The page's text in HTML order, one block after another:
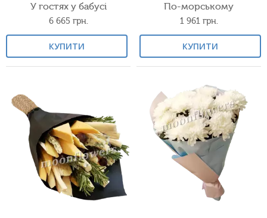
У гостях у бабусі
6 665 грн.
КУПИТИ
По-морському
1 961 грн.
КУПИТИ